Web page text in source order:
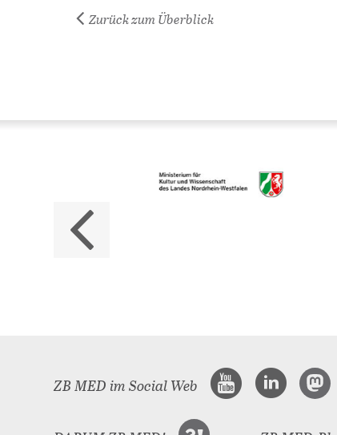
Zurück zum Überblick
ZB MED im Social Web